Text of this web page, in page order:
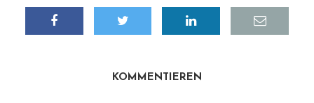
KOMMENTIEREN